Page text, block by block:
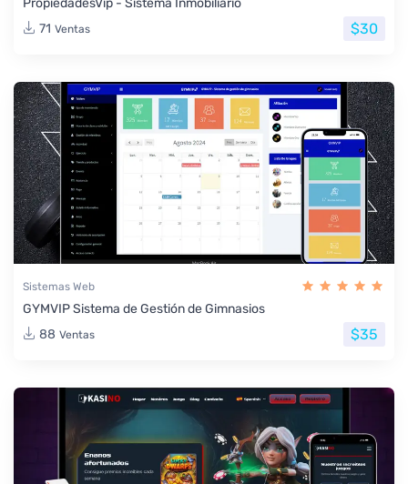
71 Ventas $30
Sistemas Web
GYMVIP Sistema de Gestión de Gimnasios
88 Ventas $35